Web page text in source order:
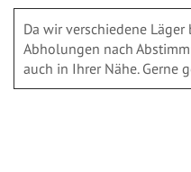
Da wir verschiedene
Abholungen nach
auch in Ihrer Nähe. Gerne